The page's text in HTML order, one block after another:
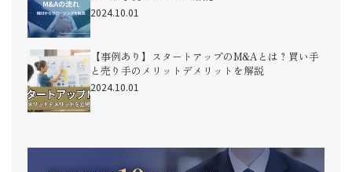
2024.10.01
【事例あり】スタートアップのM&Aとは？買い手
と売り手のメリットデメリットを解説
2024.10.01